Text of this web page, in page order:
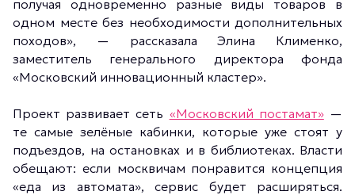
получая одновременно разные виды товаров в
одном месте без необходимости дополнительных
походов», — рассказала Элина Клименко,
заместитель генерального директора фонда
«Московский инновационный кластер».
Проект развивает сеть «Московский постамат»—
те самые зелёные кабинки, которые уже стоят у
подъездов, на остановках и в библиотеках. Власти
обещают: если москвичам понравится концепция
«еда из автомата», сервис будет расширяться.